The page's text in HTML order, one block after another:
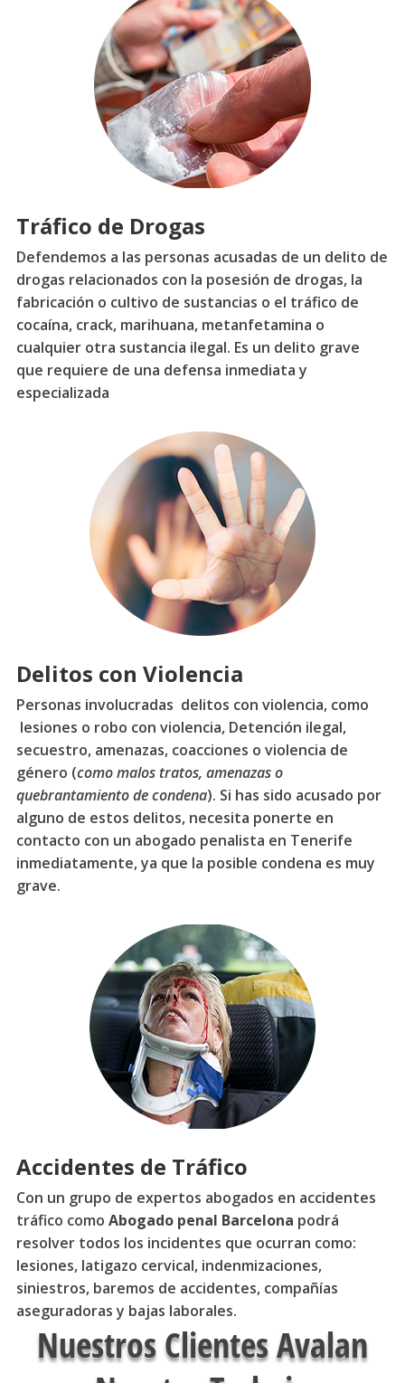
Tráfico de Drogas
Defendemos a las personas acusadas de un delito de
drogas relacionados con la posesión de drogas, la
fabricación o cultivo de sustancias o el tráfico de
cocaína, crack, marihuana, metanfetamina o
cualquier otra sustancia ilegal. Es un delito grave
que requiere de una defensa inmediata y
especializada
Delitos con Violencia
Personas involucradas delitos con violencia, como
lesiones o robo con violencia, Detención ilegal,
secuestro, amenazas, coacciones o violencia de
género (como malos tratos, amenazas o
quebrantamiento de condena). Si has sido acusado por
alguno de estos delitos, necesita ponerte en
contacto con un abogado penalista en Tenerife
inmediatamente, ya que la posible condena es muy
grave.
Accidentes de Tráfico
Con un grupo de expertos abogados en accidentes
tráfico como Abogado penal Barcelona podrá
resolver todos los incidentes que ocurran como:
lesiones, latigazo cervical, indenmizaciones,
siniestros, baremos de accidentes, compañías
aseguradoras y bajas laborales.
Nuestros Clientes Avalan